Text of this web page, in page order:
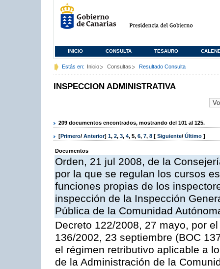
INICIO CONSULTA TESAURO
Estás en: Inicio Consultas Resultado Consulta
INSPECCION ADMINISTRATIVA
209 documentos encontrados, mostrando del 101 al 125.
[Primero/ Anterior] 1, 2, 3, 4, 5, 6, 7, 8 [ Siguiente/ Último ]
Documentos
Orden, 21 jul 2008, de la
por la que se regulan los cursos
funciones propias de los
inspección de la Inspección
Pública de la Comunidad
Decreto 122/2008, 27 mayo, por
136/2002, 23 septiembre (BOC
el régimen retributivo aplicable a
de la Administración de la